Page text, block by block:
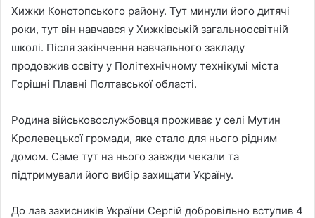
Хижки Конотопського району. Тут минули його дитячі
роки, тут він навчався у Хижківській загальноосвітній
школі. Після закінчення навчального закладу
продовжив освіту у Політехнічному технікумі міста
Горішні Плавні Полтавської області.
Родина військовослужбовця проживає у селі Мутин
Кролевецької громади, яке стало для нього рідним
домом. Саме тут на нього завжди чекали та
підтримували його вибір захищати Україну.
До лав захисників України Сергій добровільно вступив 4